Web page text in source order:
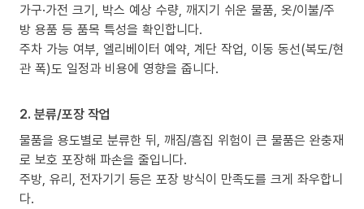
가구·가전 크기, 박스 예상 수량, 깨지기 쉬운 물품, 옷/이불/주
방 용품 등 품목 특성을 확인합니다.
주차 가능 여부, 엘리베이터 예약, 계단 작업, 이동 동선(복도/현
관 폭)도 일정과 비용에 영향을 줍니다.
2. 분류/포장 작업
물품을 용도별로 분류한 뒤, 깨짐/흠집 위험이 큰 물품은 완충재
로 보호 포장해 파손을 줄입니다.
주방, 유리, 전자기기 등은 포장 방식이 만족도를 크게 좌우합니
다.